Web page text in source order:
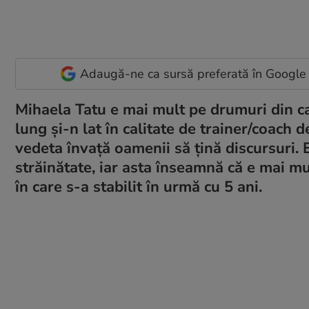
Adaugă-ne ca sursă preferată în Google
Mihaela Tatu e mai mult pe drumuri din
lung și-n lat în calitate de trainer/coach
vedeta învață oamenii să țină
străinătate, iar asta înseamnă că e mai
în care s-a stabilit în urmă cu 5 ani.